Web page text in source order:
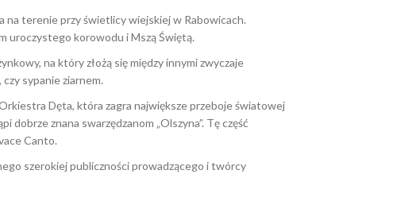
na terenie przy świetlicy wiejskiej w Rabowicach.
uroczystego korowodu i Mszą Świętą.
na który złożą się między innymi zwyczaje
sypanie ziarnem.
Dęta, która zagra największe przeboje światowej
znana swarzędzanom „Olszyna”. Tę część
Canto.
szerokiej publiczności prowadzącego i twórcy